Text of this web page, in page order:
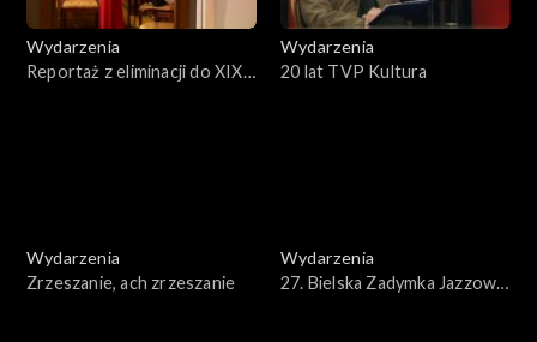
Wydarzenia
Reportaż z eliminacji do XIX
Wydarzenia
20 lat TVP Kultura
Wydarzenia
Zrzeszanie, ach zrzeszanie
Wydarzenia
27. Bielska Zadymka Jazzowa